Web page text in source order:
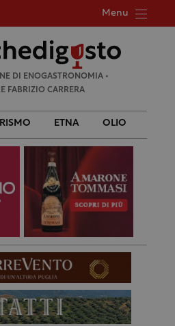
Menu
per:
DI ENOGASTRONOMIA •
FABRIZIO CARRERA
ETNA OLIO